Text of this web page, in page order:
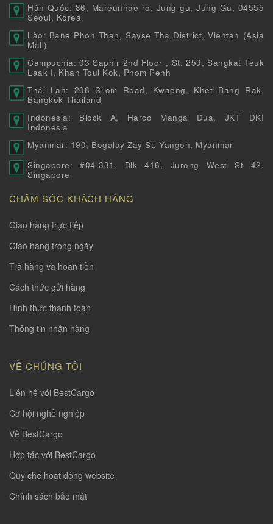
Hàn Quốc: 86, Mareunnae-ro, Jung-gu, Jung-Gu, 04555
Seoul, Korea
Lào: Bane Phon Than, Sayse Tha District, Vientan (Asia
Mall)
Campuchia: 03 Saphir 2nd Floor , St. 259, Sangkat Teuk
Laak I, Khan Toul Kok, Pnom Penh
Thái Lan: 208 Silom Road, Kwaeng, Khet Bang Rak,
Bangkok Thailand
Indonesia: Block A, Harco Manga Dua, JKT DKI
Indonesia
Myanmar: 190, Bogalay Zay St, Yangon, Myanmar
Singapore: #04-331, Blk 416, Jurong West St 42,
Singapore
CHĂM SÓC KHÁCH HÀNG
Giao hàng trực tiếp
Giao hàng trong ngày
Trả hàng và hoàn tiền
Cách thức gửi hàng
Hình thức thanh toàn
Thông tin nhận hàng
VỀ CHÚNG TÔI
Liên hệ với BestCargo
Cơ hội nghề nghiệp
Về BestCargo
Hợp tác với BestCargo
Quy chế hoạt động website
Chính sách bảo mật